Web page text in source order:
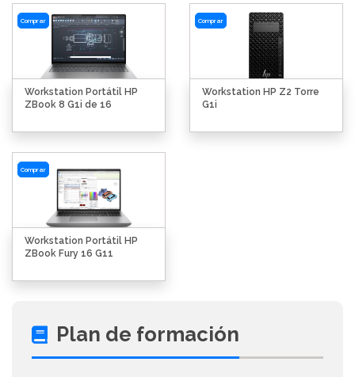
Comprar
Workstation Portátil HP
ZBook 8 G1i de 16
Comprar
Workstation HP Z2 Torre
G1i
Comprar
Workstation Portátil HP
ZBook Fury 16 G11
Plan de formación